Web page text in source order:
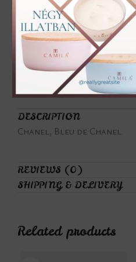
Add to
Categories: Fás
Tags:Bleu de
Share:
DESCRIPTION
Chanel, Bleu de Chanel
REVIEWS (0)
SHIPPING & DELIVERY
Related products